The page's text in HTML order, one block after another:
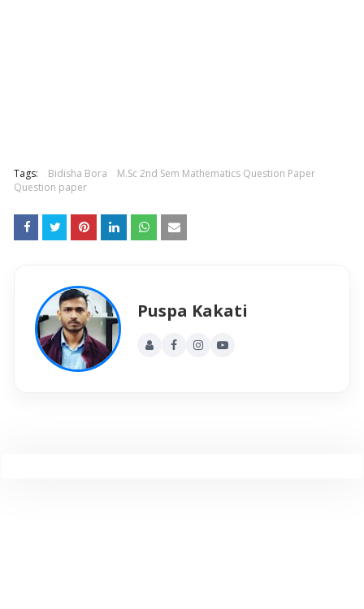
Tags: Bidisha Bora
M.Sc 2nd Sem Mathematics Question Paper
Question paper
Puspa Kakati